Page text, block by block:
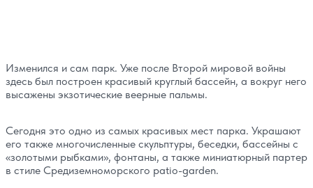
Изменился и сам парк. Уже после Второй мировой войны
здесь был построен красивый круглый бассейн, а вокруг него
высажены экзотические веерные пальмы.
Сегодня это одно из самых красивых мест парка. Украшают
его также многочисленные скульптуры, беседки, бассейны с
«золотыми рыбками», фонтаны, а также миниатюрный партер
в стиле Средиземноморского patio-garden.